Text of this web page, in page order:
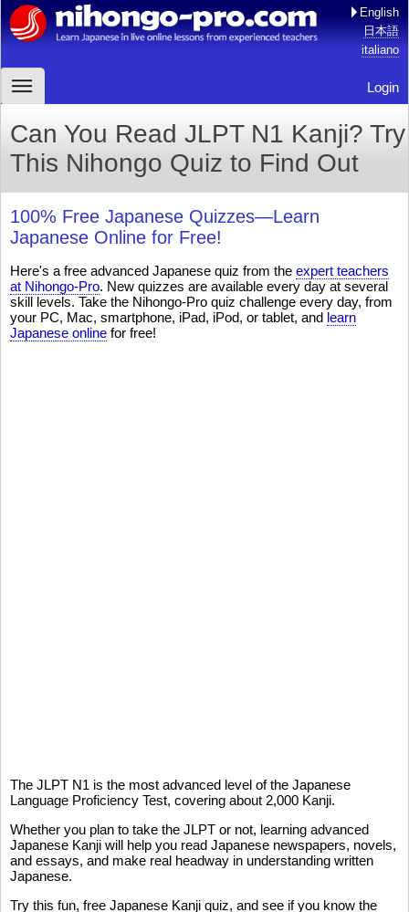
English
日本語
italiano
Login
Can You Read JLPT N1 Kanji? Try
This Nihongo Quiz to Find Out
100% Free Japanese Quizzes—Learn
Japanese Online for Free!
Here's a free advanced Japanese quiz from the expert teachers
at Nihongo-Pro. New quizzes are available every day at several
skill levels. Take the Nihongo-Pro quiz challenge every day, from
your PC, Mac, smartphone, iPad, iPod, or tablet, and learn
Japanese online for free!
The JLPT N1 is the most advanced level of the Japanese
Language Proficiency Test, covering about 2,000 Kanji.
Whether you plan to take the JLPT or not, learning advanced
Japanese Kanji will help you read Japanese newspapers, novels,
and essays, and make real headway in understanding written
Japanese.
Try this fun, free Japanese Kanji quiz, and see if you know the